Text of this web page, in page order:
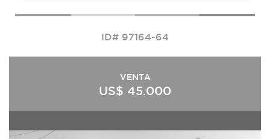
ID# 97164-64
VENTA
US$ 45.000